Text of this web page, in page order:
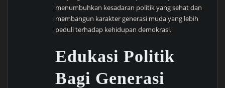
menumbuhkan kesadaran politik yang sehat dan
membangun karakter generasi muda yang lebih
peduli terhadap kehidupan demokrasi.
Edukasi Politik
Bagi Generasi